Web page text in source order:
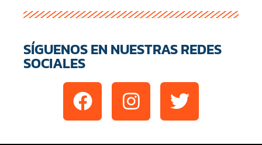
SÍGUENOS EN NUESTRAS REDES
SOCIALES